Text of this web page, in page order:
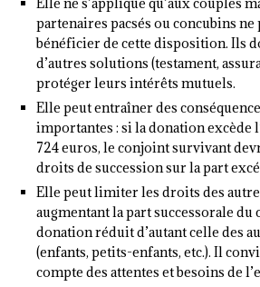
partenaires pacsés ou concubins ne
bénéficier de cette disposition. Ils
d’autres solutions (testament,
protéger leurs intérêts mutuels.
Elle peut entraîner des
importantes : si la donation excède
724 euros, le conjoint survivant
droits de succession sur la part
Elle peut limiter les droits des
augmentant la part successorale
donation réduit d’autant celle des
(enfants, petits-enfants, etc.). Il
compte des attentes et besoins de